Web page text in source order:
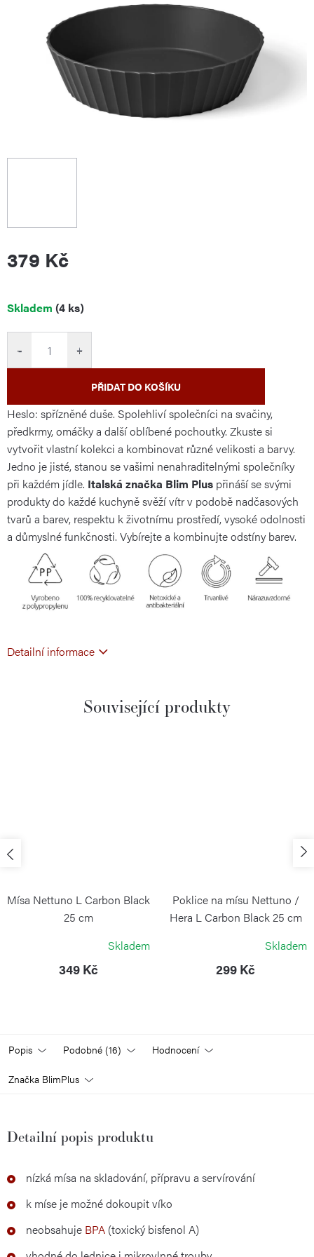
379 Kč
Měrná
Skladem (4 ks)
+
−
PŘIDAT DO KOŠÍKU
Heslo: spřízněné duše. Spolehliví společníci na svačiny,
předkrmy, omáčky a další oblíbené pochoutky. Zkuste si
vytvořit vlastní kolekci a kombinovat různé velikosti a barvy.
Jedno je jisté, stanou se vašimi nenahraditelnými společníky
při každém jídle. Italská značka Blim Plus přináší se svými
produkty do každé kuchyně svěží vítr v podobě nadčasových
tvarů a barev, respektu k životnímu prostředí, vysoké odolnosti
a důmyslné funkčnosti. Vybírejte a kombinujte odstíny barev.
Detailní informace
Související produkty
Mísa Nettuno L Carbon Black
25 cm
Skladem
349 Kč
Poklice na mísu Nettuno /
Hera L Carbon Black 25 cm
Skladem
299 Kč
Popis Podobné (16) Hodnocení
Značka BlimPlus
Detailní popis produktu
nízká mísa na skladování, přípravu a servírování
k míse je možné dokoupit víko
neobsahuje BPA (toxický bisfenol A)